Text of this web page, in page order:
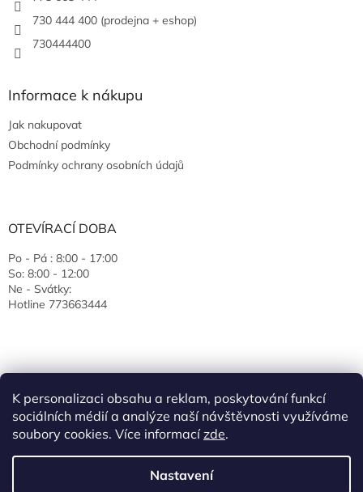
K personalizaci obsahu a reklam, poskytování funkcí
sociálních médií a analýze naší návštěvnosti využíváme
soubory cookies. Více informacízde.
Nastavení
730 444 400 (prodejna + eshop)
730444400
Informace k nákupu
Jak nakupovat
Obchodní podmínky
Podmínky ochrany osobních údajů
OTEVÍRACÍ DOBA
Po - Pá : 8:00 - 17:00
So: 8:00 - 12:00
Ne - Svátky:
Hotline 773663444